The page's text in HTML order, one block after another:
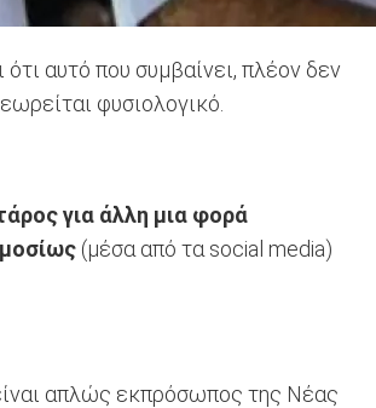
ότι αυτό που συμβαίνει, πλέον δεν
φυσιολογικό.
για άλλη μια φορά
(μέσα από τα social media)
απλώς εκπρόσωπος της Νέας